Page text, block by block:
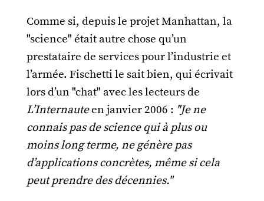
Comme si, depuis le projet Manhattan, la
"science" était autre chose qu’un
prestataire de services pour l’industrie et
l’armée. Fischetti le sait bien, qui écrivait
lors d’un "chat" avec les lecteurs de
L’Internauteen janvier 2006 : "Je ne
connais pas de science qui à plus ou
moins long terme, ne génère pas
d’applications concrètes, même si cela
peut prendre des décennies."